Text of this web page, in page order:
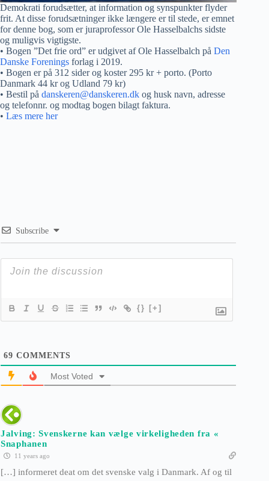
Demokrati forudsætter, at information og synspunkter flyder
frit. At disse forudsætninger ikke længere er til stede, er emnet
for denne bog, som er juraprofessor Ole Hasselbalchs sidste
og muligvis vigtigste.
• Bogen ”Det frie ord” er udgivet af Ole Hasselbalch på Den
Danske Forenings forlag i 2019.
• Bogen er på 312 sider og koster 295 kr + porto. (Porto
Danmark 44 kr og Udland 79 kr)
• Bestil på danskeren@danskeren.dk og husk navn, adresse
og telefonnr. og modtag bogen bilagt faktura.
• Læs mere her
Subscribe
{} [+]
69 COMMENTS
Most Voted
Jalving: Svenskerne kan vælge virkeligheden fra «
Snaphanen
11 years ago
[…] informeret deat om det svenske valg i Danmark. Af og til